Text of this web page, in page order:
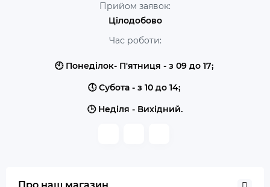
Прийом заявок:
Цілодобово
Час роботи:
🕙 Понеділок- П'ятниця - з 09 до 17;
🕔 Субота - з 10 до 14;
🕒 Неділя - Вихідний.